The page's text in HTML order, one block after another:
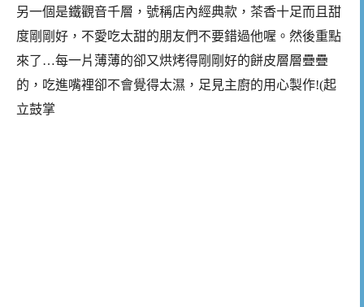
另一個是鐵觀音千層，號稱店內經典款，茶香十足而且甜
度剛剛好，不愛吃太甜的朋友們不要錯過他喔。然後重點
來了…每一片薄薄的卻又烘烤得剛剛好的餅皮層層疊疊
的，吃進嘴裡卻不會覺得太濕，足見主廚的用心製作!(起
立鼓掌